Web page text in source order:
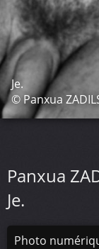
Je.
© Panxua
Panxua
Je.
Photo